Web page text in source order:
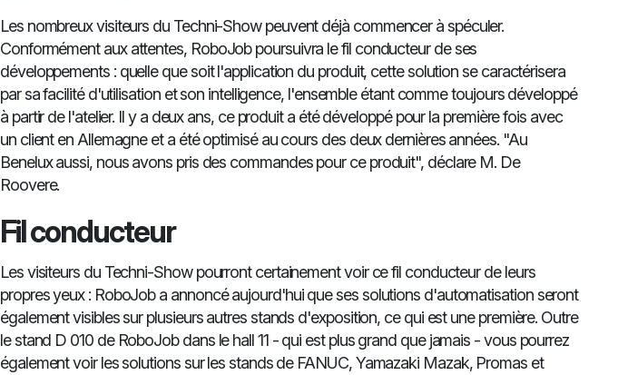
Les nombreux visiteurs du Techni-Show peuvent déjà commencer à spéculer.
Conformément aux attentes, RoboJob poursuivra le fil conducteur de ses
développements : quelle que soit l'application du produit, cette solution se caractérisera
par sa facilité d'utilisation et son intelligence, l'ensemble étant comme toujours développé
à partir de l'atelier. Il y a deux ans, ce produit a été développé pour la première fois avec
un client en Allemagne et a été optimisé au cours des deux dernières années. "Au
Benelux aussi, nous avons pris des commandes pour ce produit", déclare M. De
Roovere.
Fil conducteur
Les visiteurs du Techni-Show pourront certainement voir ce fil conducteur de leurs
propres yeux : RoboJob a annoncé aujourd'hui que ses solutions d'automatisation seront
également visibles sur plusieurs autres stands d'exposition, ce qui est une première. Outre
le stand D 010 de RoboJob dans le hall 11 - qui est plus grand que jamais - vous pourrez
également voir les solutions sur les stands de FANUC, Yamazaki Mazak, Promas et